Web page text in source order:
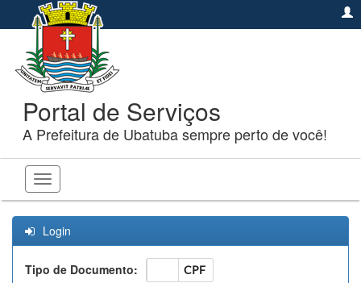
Portal de Serviços
A Prefeitura de Ubatuba sempre perto de você!
Toggle
navigation
Login
Tipo de Documento: CPF
CNPJ